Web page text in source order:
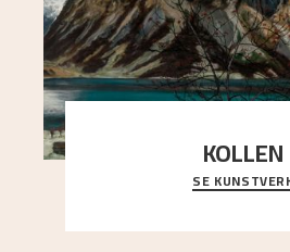
KOLLEN
Et ruvende fjell dominerer
sterk kontrast til det spinkle
SE